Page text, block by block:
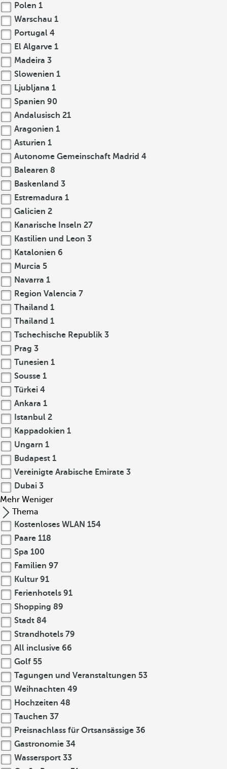
Polen 1
Warschau 1
Portugal 4
El Algarve 1
Madeira 3
Slowenien 1
Ljubljana 1
Spanien 90
Andalusisch 21
Aragonien 1
Asturien 1
Autonome Gemeinschaft Madrid 4
Balearen 8
Baskenland 3
Estremadura 1
Galicien 2
Kanarische Inseln 27
Kastilien und Leon 3
Katalonien 6
Murcia 5
Navarra 1
Region Valencia 7
Thailand 1
Thailand 1
Tschechische Republik 3
Prag 3
Tunesien 1
Sousse 1
Türkei 4
Ankara 1
Istanbul 2
Kappadokien 1
Ungarn 1
Budapest 1
Vereinigte Arabische Emirate 3
Dubai 3
Mehr Weniger
Thema
Kostenloses WLAN 154
Paare 118
Spa 100
Familien 97
Kultur 91
Ferienhotels 91
Shopping 89
Stadt 84
Strandhotels 79
All inclusive 66
Golf 55
Tagungen und Veranstaltungen 53
Weihnachten 49
Hochzeiten 48
Tauchen 37
Preisnachlass für Ortsansässige 36
Gastronomie 34
Wassersport 33